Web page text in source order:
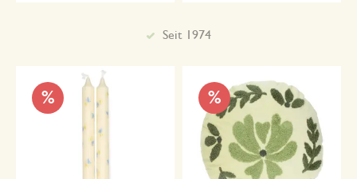
% %
Sorgfältig ausgewählt